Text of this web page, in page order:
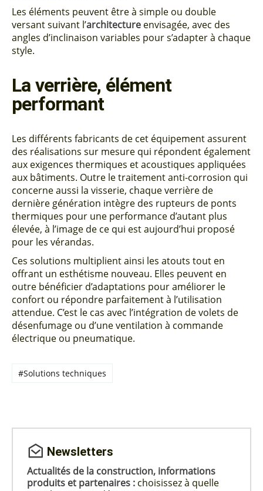
Les éléments peuvent être à simple ou double
versant suivant l’architecture envisagée, avec des
angles d’inclinaison variables pour s’adapter à chaque
style.
La verrière, élément
performant
Les différents fabricants de cet équipement assurent
des réalisations sur mesure qui répondent également
aux exigences thermiques et acoustiques appliquées
aux bâtiments. Outre le traitement anti-corrosion qui
concerne aussi la visserie, chaque verrière de
dernière génération intègre des rupteurs de ponts
thermiques pour une performance d’autant plus
élevée, à l’image de ce qui est aujourd’hui proposé
pour les vérandas.
Ces solutions multiplient ainsi les atouts tout en
offrant un esthétisme nouveau. Elles peuvent en
outre bénéficier d’adaptations pour améliorer le
confort ou répondre parfaitement à l’utilisation
attendue. C’est le cas avec l’intégration de volets de
désenfumage ou d’une ventilation à commande
électrique ou pneumatique.
#Solutions techniques
Newsletters
Actualités de la construction, informations
produits et partenaires : choisissez à quelle